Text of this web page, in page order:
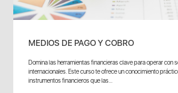
MEDIOS DE PAGO Y COBRO
Domina las herramientas financieras clave para operar con
internacionales. Este curso te ofrece un conocimiento
instrumentos financieros que las...